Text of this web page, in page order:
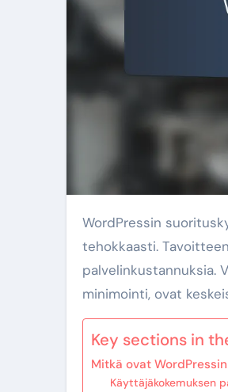
WordPressin suorituskyvyn optimointi on elintärkeää, jotta verkkosivustot toimivat sujuvasti ja
tehokkaasti.
palvelinkustannuksia.
minimointi, ovat
Key sections in
Mitkä ovat
Käyttäjäkokemuksen